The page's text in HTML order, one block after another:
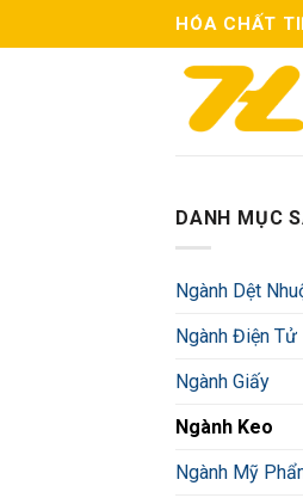
to
HÓA CHẤT
DANH MỤC
Ngành Dệt
Ngành Điện Tử
Ngành Giấy
Ngành Keo
Ngành Mỹ